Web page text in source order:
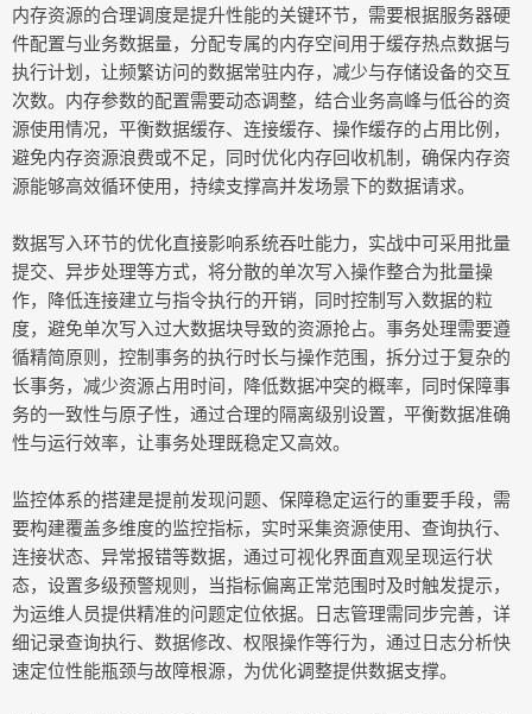
内存资源的合理调度是提升性能的关键环节，需要根据服务器硬
件配置与业务数据量，分配专属的内存空间用于缓存热点数据与
执行计划，让频繁访问的数据常驻内存，减少与存储设备的交互
次数。内存参数的配置需要动态调整，结合业务高峰与低谷的资
源使用情况，平衡数据缓存、连接缓存、操作缓存的占用比例，
避免内存资源浪费或不足，同时优化内存回收机制，确保内存资
源能够高效循环使用，持续支撑高并发场景下的数据请求。
数据写入环节的优化直接影响系统吞吐能力，实战中可采用批量
提交、异步处理等方式，将分散的单次写入操作整合为批量操
作，降低连接建立与指令执行的开销，同时控制写入数据的粒
度，避免单次写入过大数据块导致的资源抢占。事务处理需要遵
循精简原则，控制事务的执行时长与操作范围，拆分过于复杂的
长事务，减少资源占用时间，降低数据冲突的概率，同时保障事
务的一致性与原子性，通过合理的隔离级别设置，平衡数据准确
性与运行效率，让事务处理既稳定又高效。
监控体系的搭建是提前发现问题、保障稳定运行的重要手段，需
要构建覆盖多维度的监控指标，实时采集资源使用、查询执行、
连接状态、异常报错等数据，通过可视化界面直观呈现运行状
态，设置多级预警规则，当指标偏离正常范围时及时触发提示，
为运维人员提供精准的问题定位依据。日志管理需同步完善，详
细记录查询执行、数据修改、权限操作等行为，通过日志分析快
速定位性能瓶颈与故障根源，为优化调整提供数据支撑。